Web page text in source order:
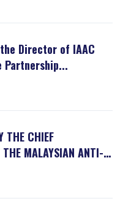
Director of IAAC
THE CHIEF
MALAYSIAN ANTI-